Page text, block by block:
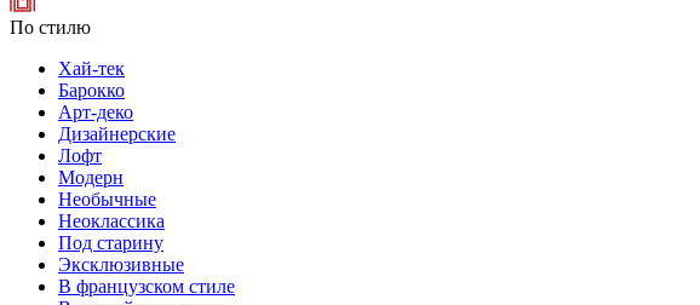
По стилю
Хай-тек
Барокко
Арт-деко
Дизайнерские
Лофт
Модерн
Необычные
Неоклассика
Под старину
Эксклюзивные
В французском стиле